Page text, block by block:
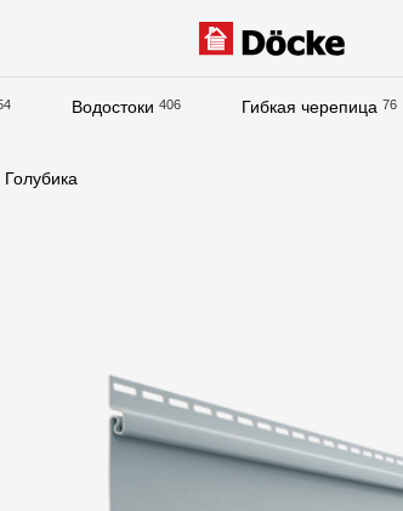
Водостоки 406 Гибкая черепица 76
Гарантии
Чертежи
Голубика